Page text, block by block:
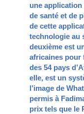
une
de santé et de
de cette
technologie au
deuxième est
africaines pour
des 54 pays
elle, est un
l’image de
permis à
prix tels que le